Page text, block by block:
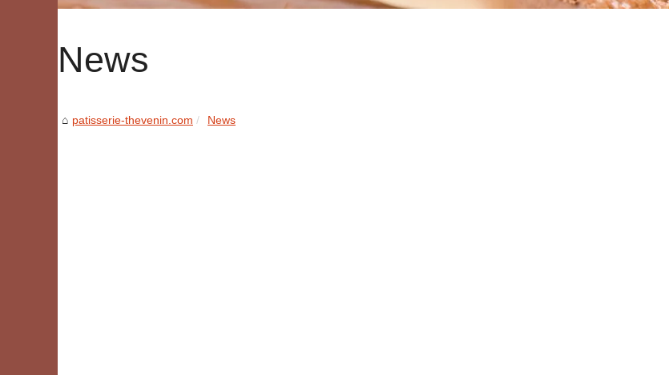
News
patisserie-thevenin.com News